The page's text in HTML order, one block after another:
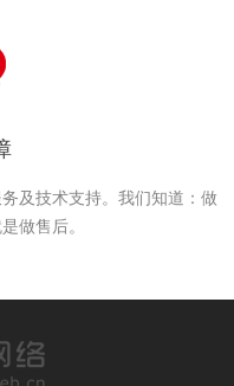
及技术支持。我们知道：做
做售后。